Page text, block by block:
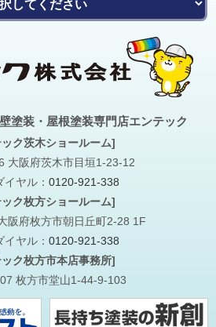
塗装・屋根塗装専門店エンテック
ク茨木ショールーム]
大阪府茨木市目垣1-23-12
ヤル： 0120-921-338
ク枚方ショールーム]
阪府枚方市朝日丘町2-28 1F
ヤル： 0120-921-338
ク枚方市本店事務所]
枚方市堂山1-44-9-103